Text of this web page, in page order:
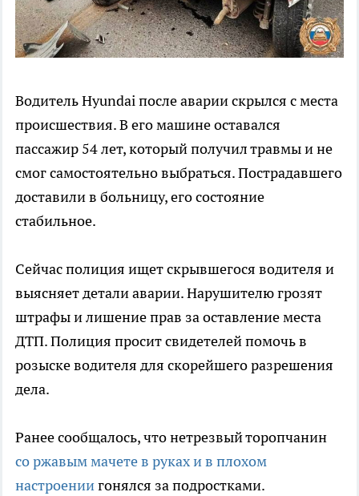
Водитель Hyundai после аварии скрылся с места
происшествия. В его машине оставался
пассажир 54 лет, который получил травмы и не
смог самостоятельно выбраться. Пострадавшего
доставили в больницу, его состояние
стабильное.
Сейчас полиция ищет скрывшегося водителя и
выясняет детали аварии. Нарушителю грозят
штрафы и лишение прав за оставление места
ДТП. Полиция просит свидетелей помочь в
розыске водителя для скорейшего разрешения
дела.
Ранее сообщалось, что нетрезвый торопчанин
со ржавым мачете в руках и в плохом
настроениигонялся за подростками.